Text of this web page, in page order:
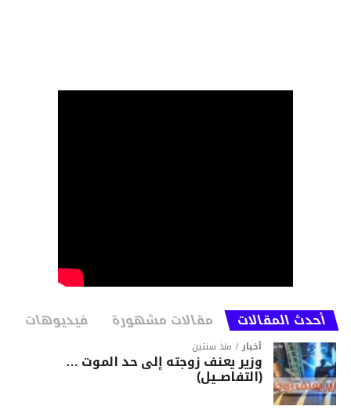
أحدث المقالات مقالات مشهورة فيديوهات
أخبار منذ سنتين
وزير يعنف زوجته إلى حد الموت …
(التفاصــيل)